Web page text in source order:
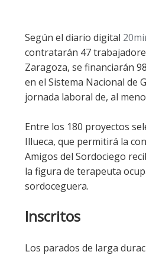
Según el diario digital
contratarán 47
Zaragoza, se financiarán
en el Sistema Nacional de
jornada laboral de, al
Entre los 180 proyectos
Illueca, que permitirá la
Amigos del Sordociego
la figura de terapeuta
sordoceguera.
Inscritos
Los parados de larga